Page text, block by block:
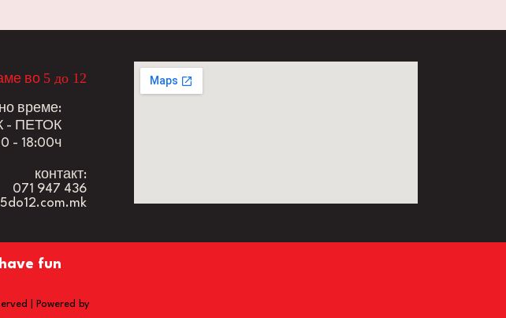
во 5 до 12
време:
- ПЕТОК
- 18:00ч
контакт:
071 947 436
fun
| Powered by